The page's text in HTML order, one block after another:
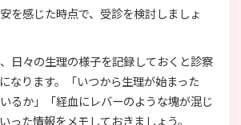
を感じた時点で、受診を検討しましょ
日々の生理の様子を記録しておくと診察
なります。「いつから生理が始まった
るか」「経血にレバーのような塊が混じ
った情報をメモしておきましょう。